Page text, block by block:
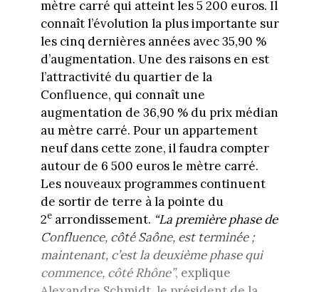
mètre carré qui atteint les 5 200 euros. Il
connaît l’évolution la plus importante sur
les cinq dernières années avec 35,90 %
d’augmentation. Une des raisons en est
l’attractivité du quartier de la
Confluence, qui connaît une
augmentation de 36,90 % du prix médian
au mètre carré. Pour un appartement
neuf dans cette zone, il faudra compter
autour de 6 500 euros le mètre carré.
Les nouveaux programmes continuent
de sortir de terre à la pointe du
2earrondissement. “La première phase de
Confluence, côté Saône, est terminée ;
maintenant, c’est la deuxième phase qui
commence, côté Rhône”, explique